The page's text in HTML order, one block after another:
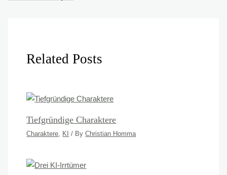
Related Posts
Tiefgründige Charaktere
Charaktere KI / ByChristian Homma